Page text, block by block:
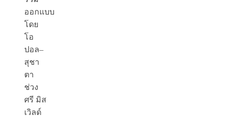
ออกแบบ
โดย
โอ
ปอล–
สุชา
ตา
ช่วง
ศรี มิส
เวิลด์